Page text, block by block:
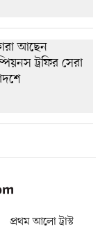
প্রথম আলো ট্রাস্ট